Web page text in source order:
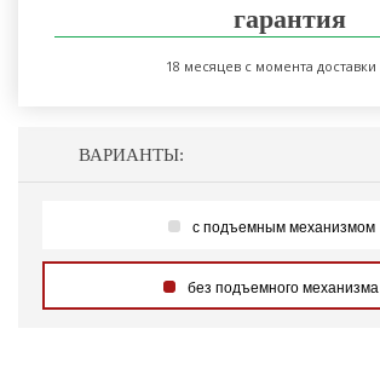
гарантия
18 месяцев с момента доставки
ВАРИАНТЫ:
с подъемным механизмом
без подъемного механизма